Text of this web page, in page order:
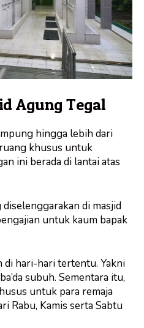
Agung Tegal
hingga lebih dari
khusus untuk
ini berada di lantai atas
di masjid
untuk kaum bapak
di hari-hari tertentu. Yakni
subuh. Sementara itu,
untuk para remaja
Rabu, Kamis serta Sabtu